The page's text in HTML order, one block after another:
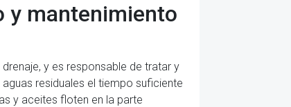
y mantenimiento
y es responsable de tratar y
residuales el tiempo suficiente
y aceites floten en la parte